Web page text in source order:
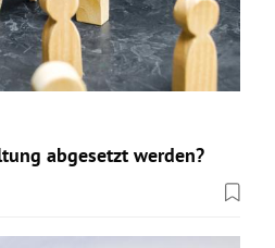
abgesetzt werden?